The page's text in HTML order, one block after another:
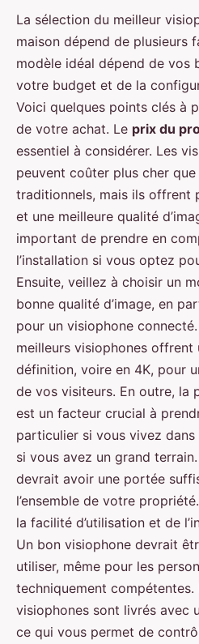
La sélection du meilleur
maison dépend de plusieurs
modèle idéal dépend de vos
votre budget et de la
Voici quelques points clés à
de votre achat. Le prix du
essentiel à considérer. Les
peuvent coûter plus cher
traditionnels, mais ils offrent
et une meilleure qualité
important de prendre en
l’installation si vous optez
Ensuite, veillez à choisir un
bonne qualité d’image, en
pour un visiophone
meilleurs visiophones offrent
définition, voire en 4K, pour
de vos visiteurs. En outre, la
est un facteur crucial à
particulier si vous vivez dans
si vous avez un grand
devrait avoir une portée
l’ensemble de votre
la facilité d’utilisation et de
Un bon visiophone devrait
utiliser, même pour les
techniquement
visiophones sont livrés avec
ce qui vous permet de